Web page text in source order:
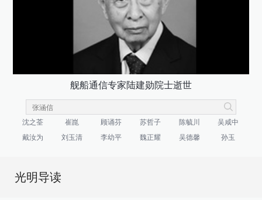
舰船通信专家陆建勋院士逝世
沈之荃 崔崑 顾诵芬 苏哲子 陈毓川
吴咸中
戴汝为
刘玉清 李幼平 魏正耀 吴德馨 孙玉
光明导读